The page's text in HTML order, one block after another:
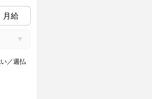
月給
い／週払